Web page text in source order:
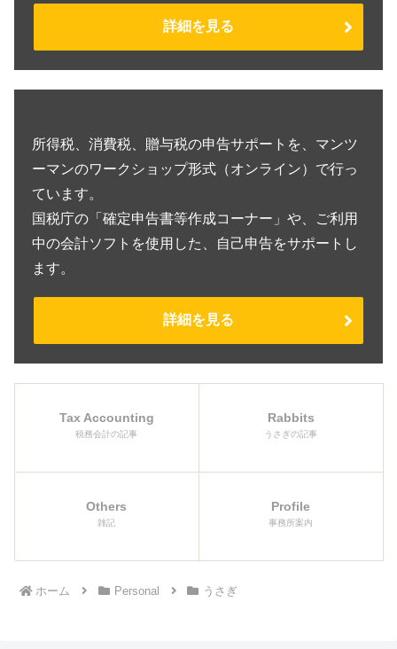
詳細を見る
所得税、消費税、贈与税の申告サポートを、マンツ
ーマンのワークショップ形式（オンライン）で行っ
ています。
国税庁の「確定申告書等作成コーナー」や、ご利用
中の会計ソフトを使用した、自己申告をサポートし
ます。
詳細を見る
Tax Accounting
税務会計の記事
Rabbits
うさぎの記事
Others
雑記
Profile
事務所案内
ホーム Personal うさぎ